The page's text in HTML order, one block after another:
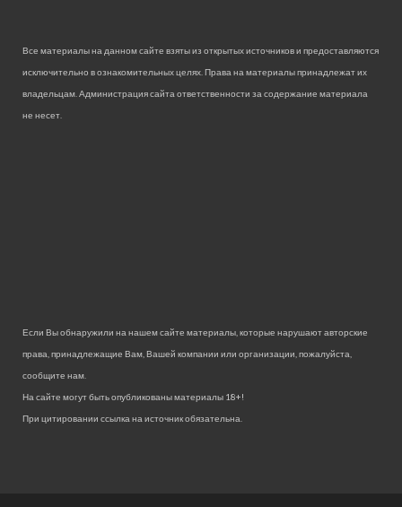
Все материалы на данном сайте взяты из открытых источников и предоставляются
исключительно в ознакомительных целях. Права на материалы принадлежат их
владельцам. Администрация сайта ответственности за содержание материала
не несет.
Если Вы обнаружили на нашем сайте материалы, которые нарушают авторские
права, принадлежащие Вам, Вашей компании или организации, пожалуйста,
сообщите нам.
На сайте могут быть опубликованы материалы 18+!
При цитировании ссылка на источник обязательна.